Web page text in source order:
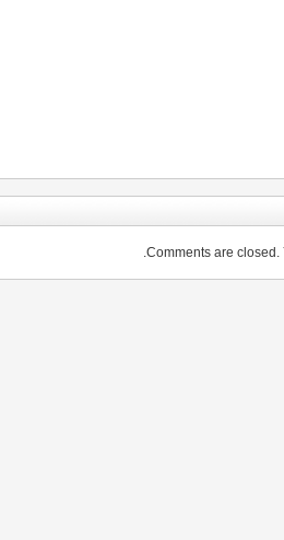
Comments are closed.